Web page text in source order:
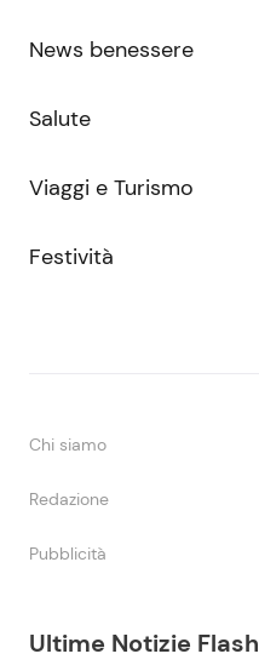
Ultime Notizie Flash
News benessere
Salute
Viaggi e Turismo
Festività
Chi siamo
Redazione
Pubblicità